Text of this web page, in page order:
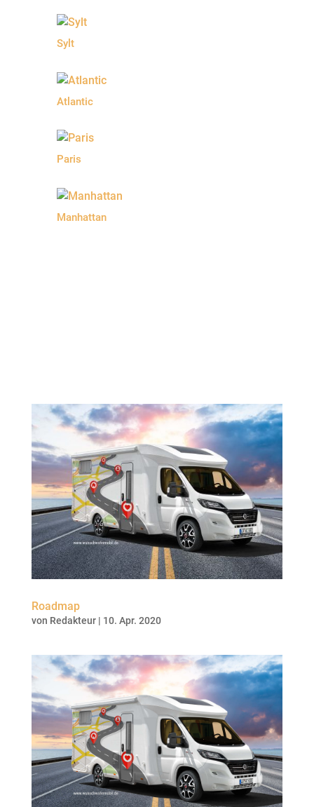
Sylt
Atlantic
Paris
Manhattan
Roadmap
von Redakteur| 10. Apr. 2020